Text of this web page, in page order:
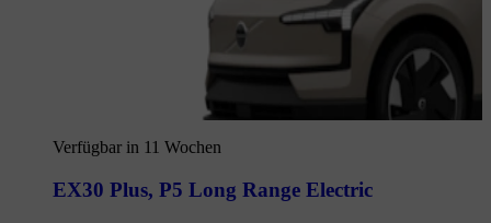
Verfügbar in 11 Wochen
EX30 Plus, P5 Long Range Electric